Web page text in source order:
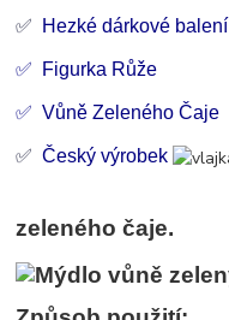
✅ Hezké dárkové balení
✅ Figurka Růže
✅ Vůně Zeleného Čaje
✅Český výrobek
zeleného čaje.